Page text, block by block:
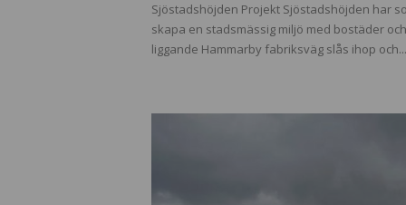
Sjöstadshöjden Projekt Sjöstadshöjden har
skapa en stadsmässig miljö med bostäder
liggande Hammarby fabriksväg slås ihop och...